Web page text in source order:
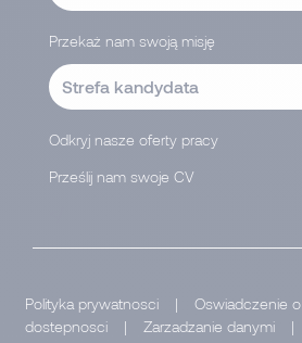
Przekaż nam swoją misję
Strefa kandydata
Odkryj nasze oferty pracy
Prześlij nam swoje CV
Polityka prywatnosci |
Oswiadczenie o
dostepnosci
| Zarzadzanie danymi |